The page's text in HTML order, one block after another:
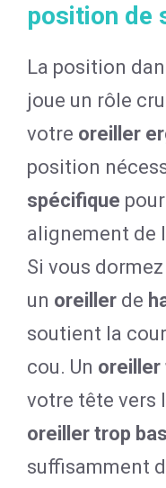
position de
La position
joue un rôle
votre oreiller
position
spécifique
alignement de
Si vous
un oreiller de
soutient la
cou. Un oreiller
votre tête vers
oreiller trop bas
suffisamment